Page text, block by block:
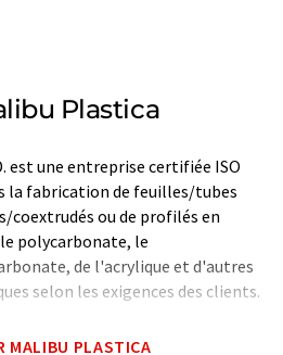
Plastica
est une entreprise certifiée ISO
la fabrication de feuilles/tubes
coextrudés ou de profilés en
polycarbonate, le
de l'acrylique et d'autres
selon les exigences des clients.
à l'aide d'un système
MALIBU PLASTICA